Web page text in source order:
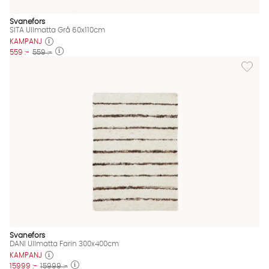
Svanefors
SITA Ullmatta Grå 60x110cm
KAMPANJ
559 :- 559 :-
Lägg
Svanefors
DANI Ullmatta Farin 300x400cm
KAMPANJ
15999 :- 15999 :-